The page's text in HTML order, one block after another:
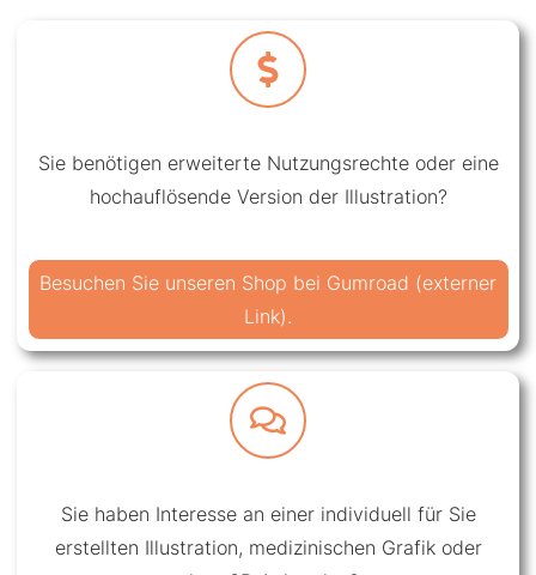
Sie benötigen erweiterte Nutzungsrechte oder eine
hochauflösende Version der Illustration?
Besuchen Sie unseren Shop bei Gumroad (externer
Link).
Sie haben Interesse an einer individuell für Sie
erstellten Illustration, medizinischen Grafik oder